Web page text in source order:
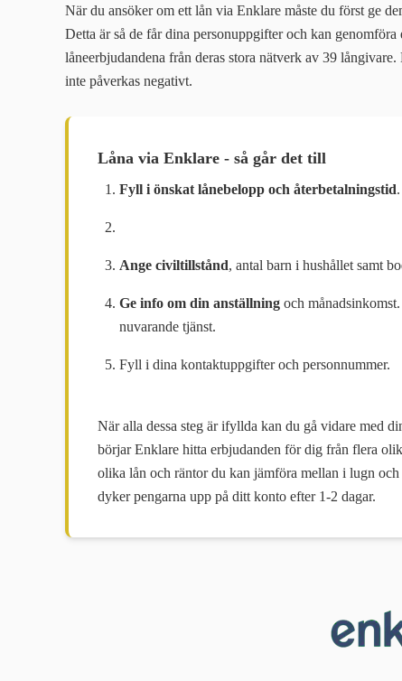
När du ansöker om ett lån via Enklare måste du först ge
Detta är så de får dina personuppgifter och kan
låneerbjudandena från deras stora nätverk av 39
inte påverkas negativt.
Låna via Enklare - så går det till
Fyll i önskat lånebelopp och återbetalningstid
Ange civiltillstånd, antal barn i hushållet samt
Ge info om din anställning och
nuvarande tjänst.
Fyll i dina kontaktuppgifter och personnummer.
När alla dessa steg är ifyllda kan du gå vidare med
börjar Enklare hitta erbjudanden för dig från flera
olika lån och räntor du kan jämföra mellan i lugn
dyker pengarna upp på ditt konto efter 1-2 dagar.